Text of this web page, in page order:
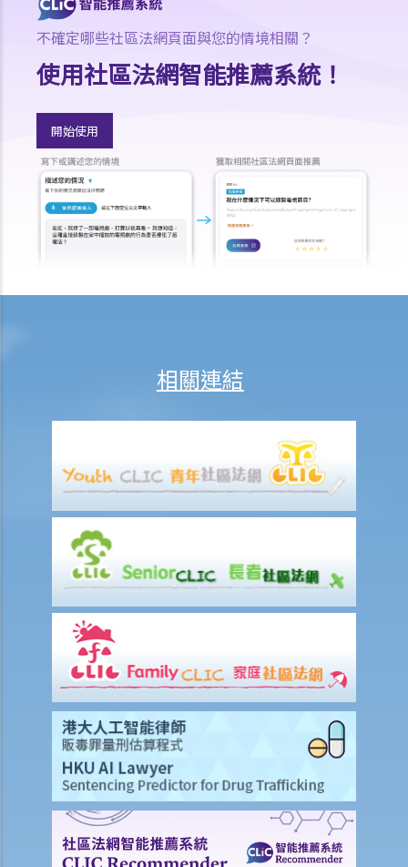
意外或個人傷亡保險
「意外受傷」的一般定義是甚麼？如果我受了傷但沒有表面傷痕，我可
否向保險公司索償？
「永久傷殘」和「暫時性傷殘」的一般定義是甚麼？保險公司支付了一
筆永久傷殘賠償給我，但兩年後我奇蹟地復原，保險公司可否向我討回
部分賠償？
在人身傷亡訴訟中，我已從犯錯一方獲得賠償。這些賠償會否抵銷保險
公司的賠款？
家居保險
保險公司會否在支付賠償之前先作出專業評估？
我對賠償金額及保險代理 / 保險公司的行為極之不滿。我應否訴諸法庭
或向其他認可機構投訴？法庭或其他機構有否就每項索償或投訴設立賠
償上限？
哪些類型的保險可以涵蓋因火災造成的損失？哪些類型的損失可能獲得
火警發生後，我應該立即做些甚麼，以保障我在保險單下的權利？
火警發生後，我需要在多快時間內通知保險公司？如果我遲報索償會有
什麼後果？
我需要準備甚麼文件來支持我的索償？
我可否在保險公司檢查物業之前先行進行緊急維修？這樣會否影響我的
如果業主和租客各自都有獨立的家居保險保單，對於同一宗火災事故，
雙方的責任及賠償如何分配？
如果我同時受自己的家居保險及大廈的樓宇保險保障，在實務上如何處
理重複保險的問題？
如果大廈業主立案法團持有大廈保險，業主或租客是否有權獲得該保險
的賠償？賠償如何在所有受影響人士之間分配？
如果我在家中經營生意，我可否根據家居保險索償業務中斷損失，還是
不確定哪些社區法網頁面與您的情境相關？
使用社區法網智能推薦系統！
開始使用
相關連結